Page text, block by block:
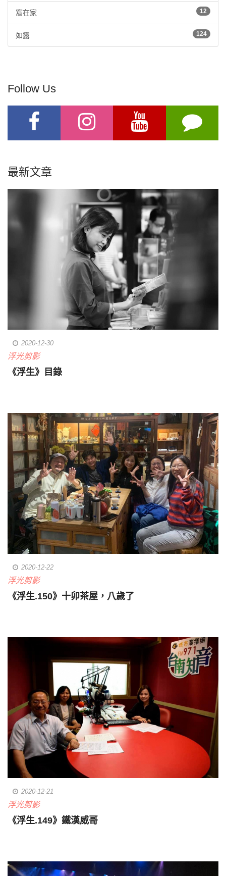
窩在家 12
如露 124
Follow Us
最新文章
2020-12-30
浮光剪影
《浮生》目錄
2020-12-22
浮光剪影
《浮生.150》十卯茶屋，八歲了
2020-12-21
浮光剪影
《浮生.149》鐵漢威哥